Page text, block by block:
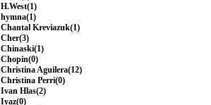
H.West(1)
hymna(1)
Chantal Kreviazuk(1)
Cher(3)
Chinaski(1)
Chopin(0)
Christina Aguilera(12)
Christina Perri(0)
Ivan Hlas(2)
Iyaz(0)